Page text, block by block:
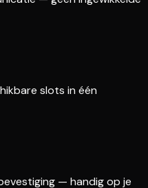
slots in één
— handig op je